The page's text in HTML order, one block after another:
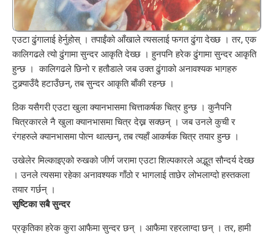
एउटा ढुंगालाई हेर्नुहोस् । तपाईंको आँखाले त्यसलाई फगत ढुंगा देख्छ । तर, एक
कालिगढले त्यो ढुंगामा सुन्दर आकृति देख्छ । हुनपनि हरेक ढुंगामा सुन्दर आकृति
हुन्छ । कालिगढले छिनो र हतौडाले जब उक्त ढुंगाको अनावश्यक भागहरु
टुक्र्याउँदै हटाउँछन्, तब सुन्दर आकृति बाँकी रहन्छ ।
ठिक यसैगरी एउटा खुला क्यानभासमा चित्ताकर्षक चित्र हुन्छ । कुनैपनि
चित्रकारले नै खुला क्यानभासमा चित्र देख्न सक्छन् । जब उनले कुची र
रंगहरुले क्यानभासमा पोत्न थाल्छन्, तब त्यहाँ आकर्षक चित्र तयार हुन्छ ।
उखेलेर मिल्काइएको रुखको जीर्ण जरामा एउटा शिल्पकारले अद्भूत सौन्दर्य देख्छ
। उनले त्यसमा रहेका अनावश्यक गाँठो र भागलाई ताछेर लोभलाग्दो हस्तकला
तयार गर्छन् ।
सृष्टिका सबै सुन्दर
प्रकृतिका हरेक कुरा आफैमा सुन्दर छन् । आफैमा रहरलाग्दा छन् । तर, हामी